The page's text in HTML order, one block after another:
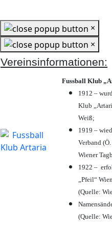
×
×
Vereinsinformationen:
Fussball Klub
1912 –
Klub
Weiß;
1919 –
Verband
Wiener
1922 –
„Pfeil“
(Quelle:
(Quelle: